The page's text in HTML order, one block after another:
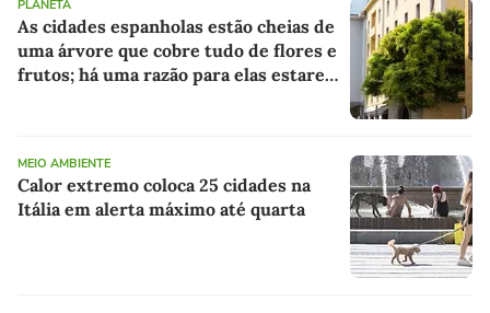
PLANETA
As cidades espanholas estão cheias de
uma árvore que cobre tudo de flores e
frutos; há uma razão para elas estarem
MEIO AMBIENTE
Calor extremo coloca 25 cidades na
Itália em alerta máximo até quarta